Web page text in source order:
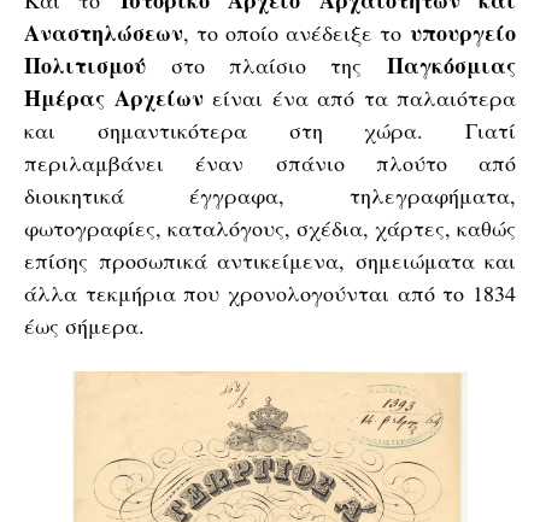
Αναστηλώσεων, το οποίο ανέδειξε το υπουργείο
Πολιτισμού στο πλαίσιο της Παγκόσμιας
Ημέρας Αρχείωνείναι ένα από τα παλαιότερα
και σημαντικότερα στη χώρα. Γιατί
περιλαμβάνει έναν σπάνιο πλούτο από
διοικητικά έγγραφα, τηλεγραφήματα,
φωτογραφίες, καταλόγους, σχέδια, χάρτες, καθώς
επίσης προσωπικά αντικείμενα, σημειώματα και
άλλα τεκμήρια που χρονολογούνται από το 1834
έως σήμερα.